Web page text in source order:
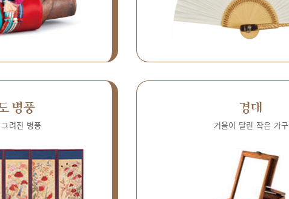
병풍
려진 병풍
경대
거울이 달린 작은 가구